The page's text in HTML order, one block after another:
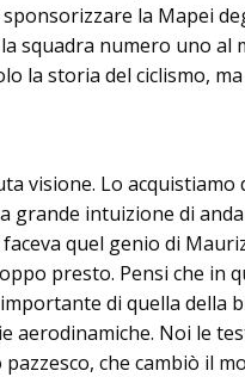
la Mapei
squadra numero uno al
la storia del ciclismo,
visione. Lo acquistiamo
grande intuizione di
quel genio di
presto. Pensi che in
di quella della
aerodinamiche. Noi le
che cambiò il